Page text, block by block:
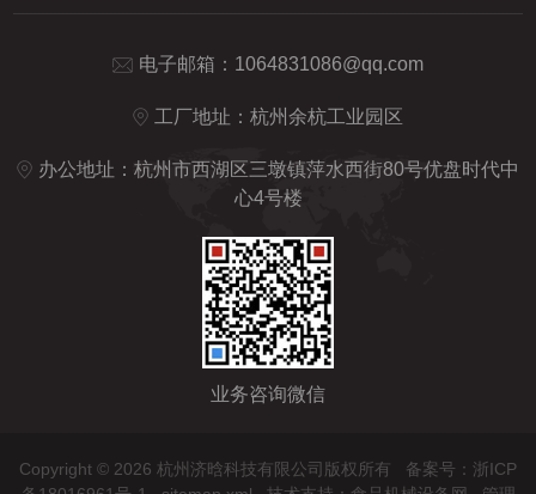
电子邮箱： 1064831086@qq.com
工厂地址：杭州余杭工业园区
办公地址：杭州市西湖区三墩镇萍水西街80号优盘时代中
心4号楼
业务咨询微信
Copyright © 2026 杭州济晗科技有限公司版权所有 备案号：浙ICP